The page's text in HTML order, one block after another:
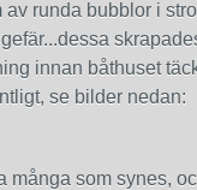
av runda bubblor i
innan båthuset
se bilder nedan:
många som synes,